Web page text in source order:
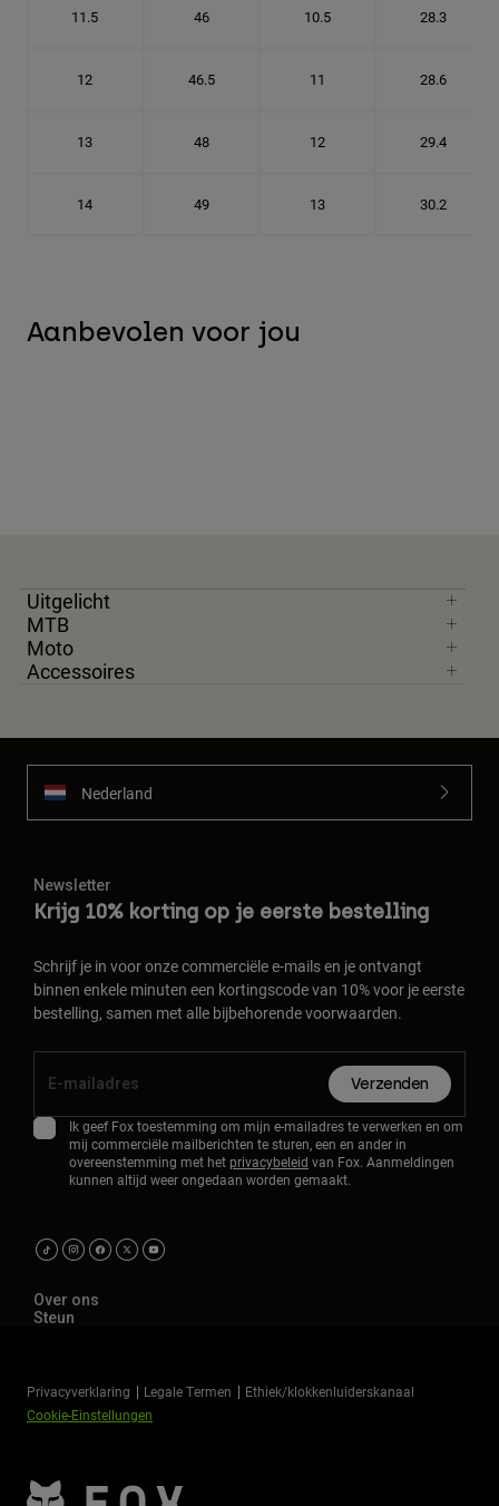
11.5 46 10.5 28.3
12 46.5 11 28.6
13 48 12 29.4
14 49 13 30.2
Aanbevolen voor jou
Uitgelicht
MTB
Moto
Accessoires
Nederland
Newsletter
Krijg 10% korting op je eerste bestelling
Schrijf je in voor onze commerciële e-mails en je ontvangt
binnen enkele minuten een kortingscode van 10% voor je eerste
bestelling, samen met alle bijbehorende voorwaarden.
Verzenden
Ik geef Fox toestemming om mijn e-mailadres te verwerken en om
mij commerciële mailberichten te sturen, een en ander in
overeenstemming met het privacybeleid van Fox. Aanmeldingen
kunnen altijd weer ongedaan worden gemaakt.
Over ons
Steun
Privacyverklaring Legale Termen
Ethiek/klokkenluiderskanaal
Cookie-Einstellungen